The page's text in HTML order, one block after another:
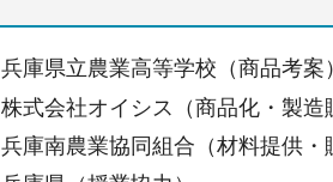
兵庫県立農業高等学校（商品考案）
株式会社オイシス（商品化・製造
兵庫南農業協同組合（材料提供・